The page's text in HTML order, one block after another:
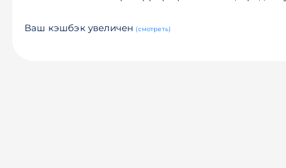
Ваш кэшбэк увеличен (смотреть)